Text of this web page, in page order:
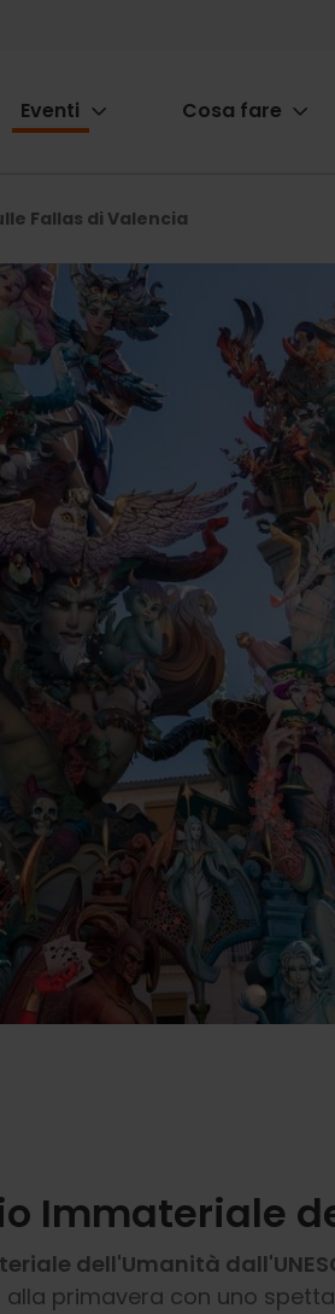
Eventi Cosa fare
Fallas di Valencia
Immateriale
dell'Umanità
primavera con uno